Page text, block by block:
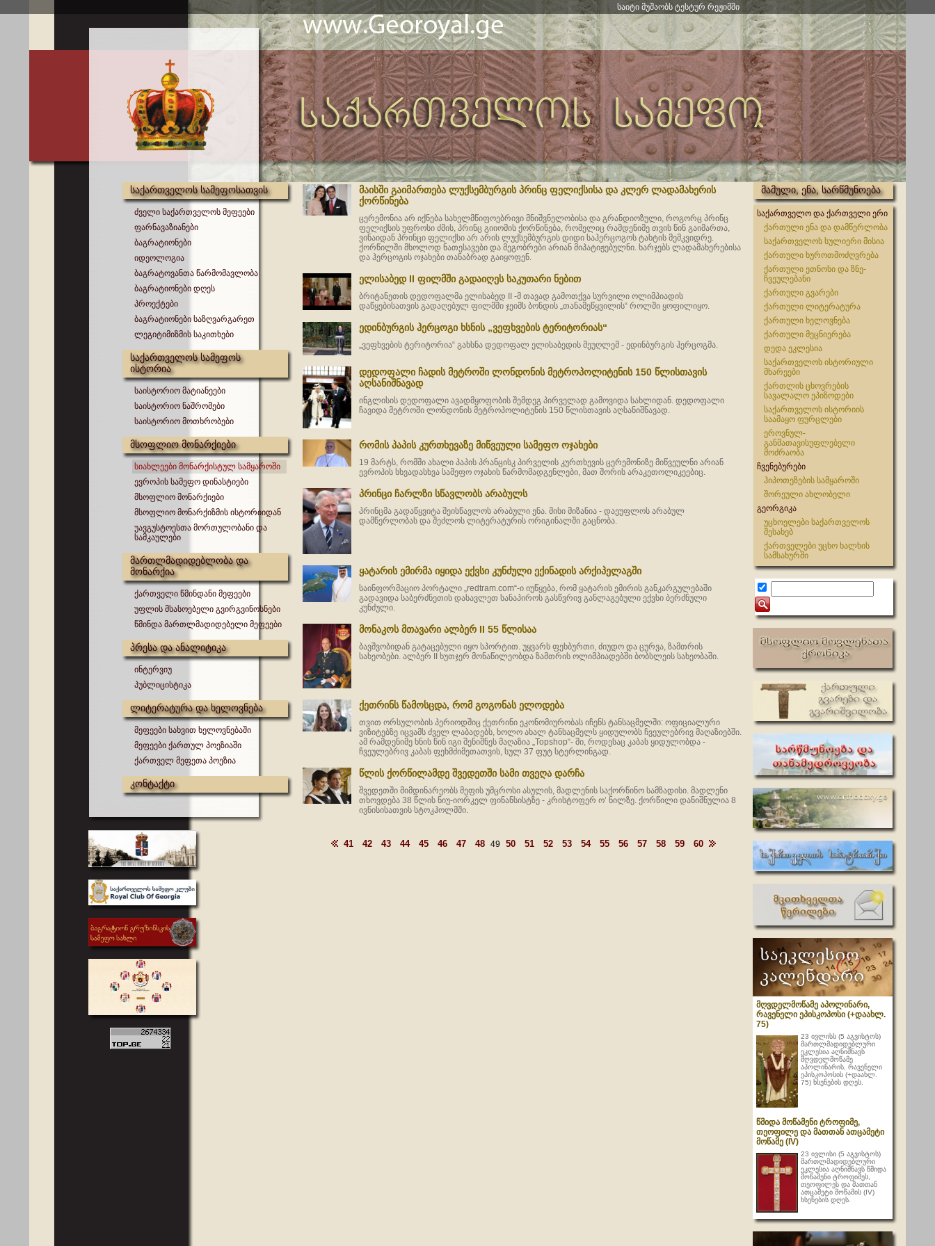
საიტი მუშაობს ტესტურ რეჟიმში
საქართველოს სამეფოსათვის
ძველი საქართველოს მეფეები
ფარნავაზიანები
ბაგრატიონები
იდეოლოგია
ბაგრატოვანთა წარმომავლობა
ბაგრატიონები დღეს
პროექტები
ბაგრატიონები საზღვარგარეთ
ლეგიტიმიზმის საკითხები
საქართველოს სამეფოს
ისტორია
საისტორიო მატიანეები
საისტორიო ნაშრომები
საისტორიო მოთხრობები
მსოფლიო მონარქიები
სიახლეები მონარქისტულ სამყაროში
ევროპის სამეფო დინასტიები
მსოფლიო მონარქიები
მსოფლიო მონარქიზმის ისტორიიდან
უავგუსტოესთა მორთულობანი და
სამკაულები
მართლმადიდებლობა და
მონარქია
ქართველი წმინდანი მეფეები
უფლის მსასოებელი გვირგვინოსნები
წმინდა მართლმადიდებელი მეფეები
პრესა და ანალიტიკა
ინტერვიუ
პუბლიცისტიკა
ლიტერატურა და ხელოვნება
მეფეები სახვით ხელოვნებაში
მეფეები ქართულ პოეზიაში
ქართველ მეფეთა პოეზია
კონტაქტი
მაისში გაიმართება ლუქსემბურგის პრინც ფელიქსისა და კლერ ლადამახერის
ქორწინება
ცერემონია არ იქნება სახელმწიფოებრივი მნიშვნელობისა და გრანდიოზული, როგორც პრინც
ფელიქსის უფროსი ძმის, პრინც გიიომის ქორწინება, რომელიც რამდენიმე თვის წინ გაიმართა,
ვინაიდან პრინცი ფელიქსი არ არის ლუქსემბურგის დიდი საჰერცოგოს ტახტის მემკვიდრე.
ქორწილში მხოლოდ ნათესავები და მეგობრები არიან მიპატიჟებულნი. ხარჯებს ლადამახერებისა
და ჰერცოგის ოჯახები თანაბრად გაიყოფენ.
ელისაბედ II ფილმში გადაიღეს საკუთარი ნებით
ბრიტანეთის დედოფალმა ელისაბედ II -მ თავად გამოთქვა სურვილი ოლიმპიადის
დაწყებისათვის გადაღებულ ფილმში ჯეიმს ბონდის „თანამეწყვილის“ როლში ყოფილიყო.
ედინბურგის ჰერცოგი ხსნის „ვეფხვების ტერიტორიას“
„ვეფხვების ტერიტორია“ გახსნა დედოფალ ელისაბედის მეუღლემ - ედინბურგის ჰერცოგმა.
დედოფალი ჩადის მეტროში ლონდონის მეტროპოლიტენის 150 წლისთავის
აღსანიშნავად
ინგლისის დედოფალი ავადმყოფობის შემდეგ პირველად გამოვიდა სახლიდან. დედოფალი
ჩავიდა მეტროში ლონდონის მეტროპოლიტენის 150 წლისთავის აღსანიშნავად.
რომის პაპის კურთხევაზე მიწვეული სამეფო ოჯახები
19 მარტს, რომში ახალი პაპის პრანცისკ პირველის კურთხევის ცერემონიზე მიწვეულნი არიან
ევროპის სხვადასხვა სამეფო ოჯახის წარმომადგენლები, მათ შორის არაკეთოლიკეებიც.
პრინცი ჩარლზი სწავლობს არაბულს
პრინცმა გადაწყვიტა შეისწავლოს არაბული ენა. მისი მიზანია - დაეუფლოს არაბულ
დამწერლობას და შეძლოს ლიტერატურის ორიგინალში გაცნობა.
ყატარის ემირმა იყიდა ექვსი კუნძული ექინადის არქიპელაგში
საინფორმაციო პორტალი „redtram.com“-ი იუწყება, რომ ყატარის ემირის განკარგულებაში
გადავიდა საბერძნეთის დასავლეთ სანაპიროს გასწვრივ განლაგებული ექვსი ბერძნული
კუნძული.
მონაკოს მთავარი ალბერ II 55 წლისაა
ბავშვობიდან გატაცებული იყო სპორტით. უყვარს ფეხბურთი, ძიუდო და ცურვა, ზამთრის
სახეობები. ალბერ II ხუთჯერ მონაწილეობდა ზამთრის ოლიმპიადებში ბობსლეის სახეობაში.
ქეთრინს წამოსცდა, რომ გოგონას ელოდება
თვით ორსულობის პერიოდშიც ქეთრინი ეკონომიურობას იჩენს ტანსაცმელში: ოფიციალური
ვიზიტებზე იცვამს ძველ ლაბადებს, ხოლო ახალ ტანსაცმელს ყიდულობს ჩვეულებრივ მაღაზიებში.
ამ რამდენიმე ხნის წინ იგი შენიშნეს მაღაზია „Topshop“- ში, როდესაც კაბას ყიდულობდა -
ჩვეულებრივ კაბას ფეხმძიმეთათვის, სულ 37 ფუტ სტერლინგად.
წლის ქორწილამდე შვედეთში სამი თვეღა დარჩა
შვედეთში მიმდინარეობს მეფის უმცროსი ასულის, მადლენის საქორწინო სამზადისი. მადლენი
თხოვდება 38 წლის ნიუ-იორკელ ფინანსისტზე - კრისტოფერ ო’ ნილზე. ქორწილი დანიშნულია 8
ივნისისათვის სტოკჰოლმში.
41 42 43 44 45 46 47 48 49 50 51 52 53 54 55 56 57 58 59 60
მამული, ენა, სარწმუნოება
საქართველო და ქართველი ერი
ქართული ენა და დამწერლობა
საქართველოს სულიერი მისია
ქართული ხუროთმოძღვრება
ქართული ეთნოსი და ზნე-
ჩვეულებანი
ქართული გვარები
ქართული ლიტერატურა
ქართული ხელოვნება
ქართული მეცნიერება
დედა ეკლესია
საქართველოს ისტორიული
მხარეები
ქართლის ცხოვრების
სავალალო ეპიზოდები
საქართველოს ისტორიის
საამაყო ფურცლები
ეროვნულ-
განმათავისუფლებელი
მოძრაობა
ჩვენებურები
ჰიპოთეზების სამყაროში
შორეული ახლობელი
გეორგიკა
უცხოელები საქართველოს
შესახებ
ქართველები უცხო ხალხის
სამსახურში
მღვდელმოწამე აპოლინარი,
რავენელი ეპისკოპოსი (+დაახლ.
75)
23 ივლისს (5 აგვისტოს)
მართლმადიდებლური
ეკლესია აღნიშნავს
მღვდელმოწამე
აპოლინარის, რავენელი
ეპისკოპოსის (+დაახლ.
75) ხსენების დღეს.
წმიდა მოწამენი ტროფიმე,
თეოფილე და მათთან ათცამეტი
მოწამე (IV)
23 ივლისი (5 აგვისტოს)
მართლმადიდებლური
ეკლესია აღნიშნავს წმიდა
მოწამენი ტროფიმეს,
თეოფილეს და მათთან
ათცამეტი მოწამის (IV)
ხსენების დღეს.